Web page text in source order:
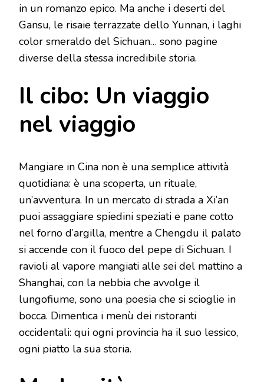
in un romanzo epico. Ma anche i deserti del
Gansu, le risaie terrazzate dello Yunnan, i laghi
color smeraldo del Sichuan… sono pagine
diverse della stessa incredibile storia.
Il cibo: Un viaggio
nel viaggio
Mangiare in Cina non è una semplice attività
quotidiana: è una scoperta, un rituale,
un’avventura. In un mercato di strada a Xi’an
puoi assaggiare spiedini speziati e pane cotto
nel forno d’argilla, mentre a Chengdu il palato
si accende con il fuoco del pepe di Sichuan. I
ravioli al vapore mangiati alle sei del mattino a
Shanghai, con la nebbia che avvolge il
lungofiume, sono una poesia che si scioglie in
bocca. Dimentica i menù dei ristoranti
occidentali: qui ogni provincia ha il suo lessico,
ogni piatto la sua storia.